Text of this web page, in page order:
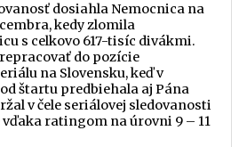
dosiahla Nemocnica na
kedy zlomila
s celkovo 617-tisíc divákmi.
do pozície
na Slovensku, keď v
štartu predbiehala aj Pána
v čele seriálovej sledovanosti
ratingom na úrovni 9 – 11